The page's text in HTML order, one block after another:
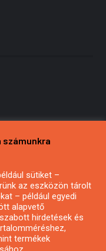
számunkra
sütiket –
az eszközön tárolt
– például egyedi
alapvető
hirdetések és
termékek